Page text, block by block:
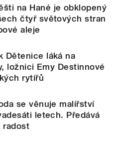
na Hané je obklopený
čtyř světových stran
aleje
Dětenice láká na
ložnici Emy Destinnové
rytířů
se věnuje malířství
letech. Předává
radost